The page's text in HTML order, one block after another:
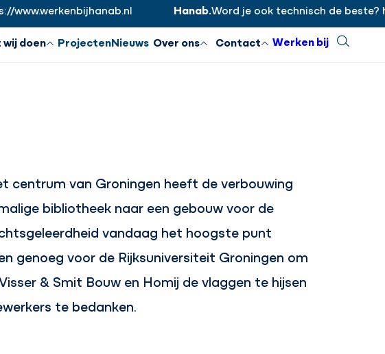
Hanab.Word je ook technisch de beste?
Inloggen
doen ProjectenNieuws Over ons Contact Werken bij Zoeken
centrum van Groningen heeft de verbouwing
bibliotheek naar een gebouw voor de
vandaag het hoogste punt
genoeg voor de Rijksuniversiteit Groningen om
& Smit Bouw en Homij de vlaggen te hijsen
te bedanken.